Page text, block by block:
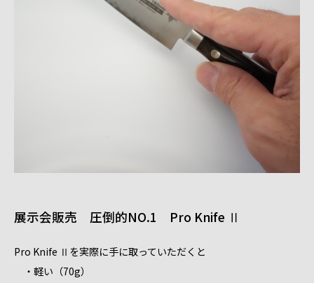
展示会販売 圧倒的NO.1 Pro Knife Ⅱ
Pro Knife Ⅱを実際に手に取っていただくと
・軽い（70g）